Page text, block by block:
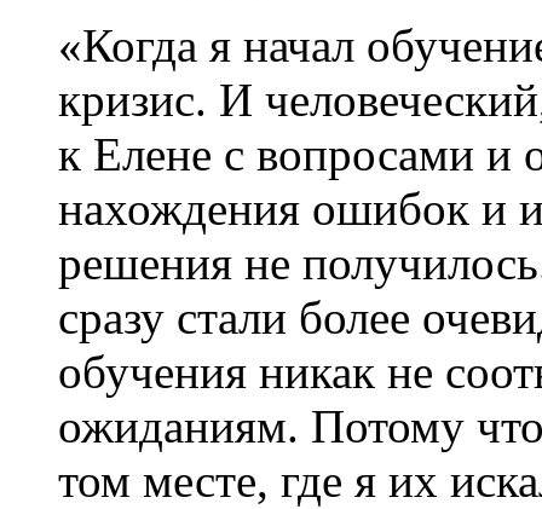
«Когда я начал
кризис. И
к Елене с вопросами и
нахождения ошибок и
решения не
сразу стали более
обучения никак не
ожиданиям. Потому
том месте, где я их